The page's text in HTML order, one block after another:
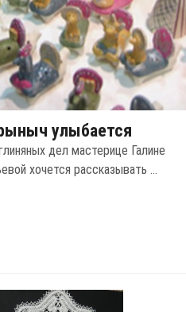
улыбается
дел мастерице Галине
хочется рассказывать ...